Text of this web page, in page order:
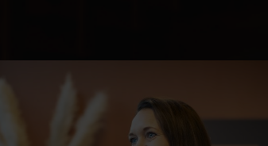
Kjøpsmegling